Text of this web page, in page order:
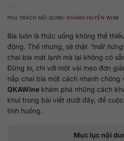
PHỤ TRÁCH NỘI DUNG: KHÁNH HUYỀN WINE
Bia luôn là thức uống không thể
động. Thế nhưng, sẽ thật “mất
chai bia mát lạnh mà lại không có
Đừng lo, chỉ với một vài mẹo đơn
nắp chai bia một cách nhanh chóng
QKAWine khám phá những cách
khui trong bài viết dưới đây, để
tình huống.
Mục lục nội